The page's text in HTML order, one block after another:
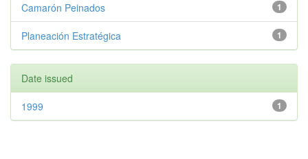
1
Camarón Peinados
1
Planeación Estratégica
Date issued
1
1999